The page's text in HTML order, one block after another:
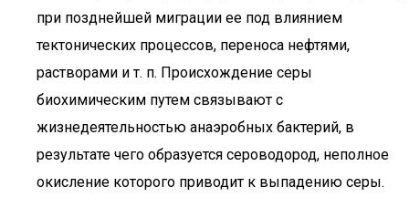
при позднейшей миграции ее под влиянием
тектонических процессов, переноса нефтями,
растворами и т. п. Происхождение серы
биохимическим путем связывают с
жизнедеятельностью анаэробных бактерий, в
результате чего образуется сероводород, неполное
окисление которого приводит к выпадению серы.